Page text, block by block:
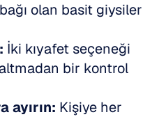
olan basit giysiler
İki kıyafet seçeneği
bir kontrol
ayırın: Kişiye her